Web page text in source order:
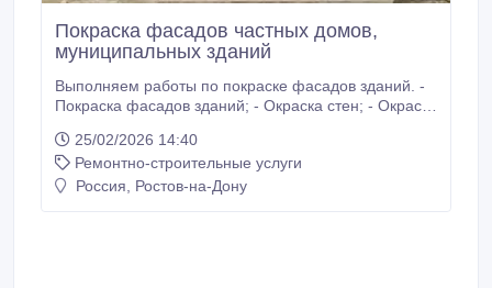
Покраска фасадов частных домов,
муниципальных зданий
Выполняем работы по покраске фасадов зданий. -
Покраска фасадов зданий; - Окраска стен; - Окраска
фактурными красками. Мы применяем фасадные
краски не только для украшения фасада здания, но
и для обеспечения его полноценной защиты от
25/02/2026 14:40
Ремонтно-строительные услуги
Россия, Ростов-на-Дону